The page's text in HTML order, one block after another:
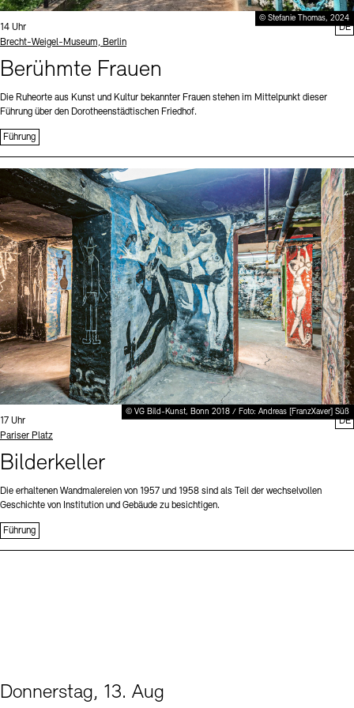
© Stefanie Thomas, 2024
Uhrzeit:
14 Uhr
Standort
Brecht-Weigel-Museum, Berlin
Berühmte Frauen
Die Ruheorte aus Kunst und Kultur bekannter Frauen stehen im Mittelpunkt dieser
Führung über den Dorotheenstädtischen Friedhof.
Führung
DE
© VG Bild-Kunst, Bonn 2018 / Foto: Andreas [FranzXaver] Süß
Uhrzeit:
17 Uhr
Standort
Pariser Platz
Bilderkeller
Die erhaltenen Wandmalereien von 1957 und 1958 sind als Teil der wechselvollen
Geschichte von Institution und Gebäude zu besichtigen.
Führung
DE
Donnerstag, 13. Aug